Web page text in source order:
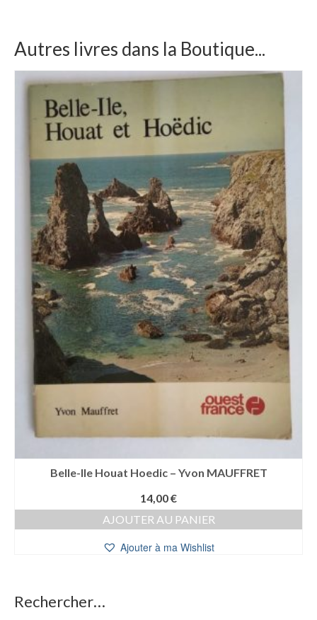
Autres livres dans la Boutique...
Belle-Ile Houat Hoedic – Yvon MAUFFRET
14,00€
AJOUTER AU PANIER
Ajouter à ma Wishlist
Rechercher…